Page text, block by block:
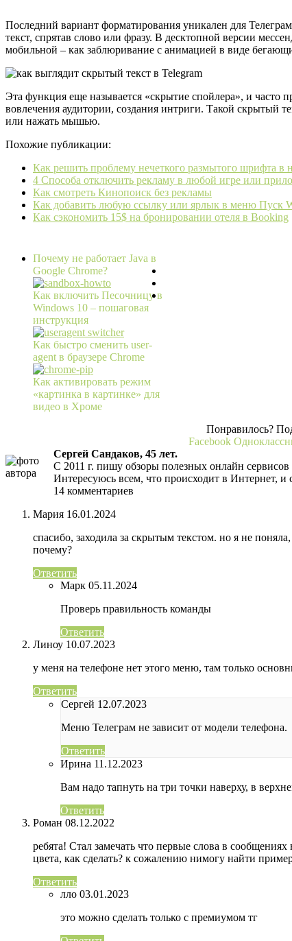
Последний вариант форматирования уникален для
текст, спрятав слово или фразу. В десктопной версии
мобильной – как заблюривание с анимацией в виде
Эта функция еще называется «скрытие спойлера», и часто
вовлечения аудитории, создания интриги. Такой скрытый
или нажать мышью.
Похожие публикации:
Как решить проблему нечеткого размытого шрифта в
4 Способа отключить рекламу в любой игре или
Как смотреть Кинопоиск без рекламы
Как добавить любую ссылку или ярлык в меню Пуск
Как сэкономить 15$ на бронировании отеля в Booking
Почему не работает Java в
Google Chrome?
Как включить Песочницу в
Windows 10 – пошаговая
инструкция
Как быстро сменить user-
agent в браузере Chrome
Как активировать режим
«картинка в картинке» для
видео в Хроме
Понравилось?
Facebook
Сергей Сандаков, 45 лет.
С 2011 г. пишу обзоры полезных онлайн
Интересуюсь всем, что происходит в Интернет, и
14 комментариев
Мария 16.01.2024
спасибо, заходила за скрытым текстом. но я не
почему?
Ответить
Марк 05.11.2024
Проверь правильность команды
Ответить
Линоу 10.07.2023
у меня на телефоне нет этого меню, там только
Ответить
Сергей 12.07.2023
Меню Телеграм не зависит от модели телефона.
Ответить
Ирина 11.12.2023
Вам надо тапнуть на три точки наверху, в
Ответить
Роман 08.12.2022
ребята! Стал замечать что первые слова в
цвета, как сделать? к сожалению нимогу найти
Ответить
лло 03.01.2023
это можно сделать только с премиумом тг